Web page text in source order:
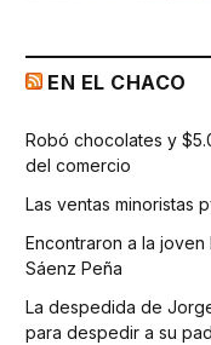
EN EL CHACO
Robó chocolates y
del comercio
Las ventas minoristas
Encontraron a la
Sáenz Peña
La despedida de
para despedir a su